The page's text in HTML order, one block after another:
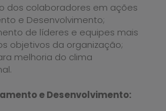
dos colaboradores em ações
e Desenvolvimento;
de líderes e equipes mais
objetivos da organização;
melhoria do clima
e Desenvolvimento: